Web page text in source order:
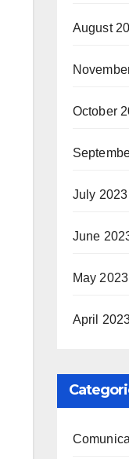
August
October
July 2023
June
May 2023
April